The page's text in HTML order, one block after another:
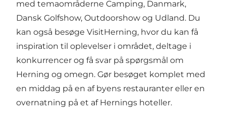
med temaområderne Camping, Danmark,
Dansk Golfshow, Outdoorshow og Udland. Du
kan også besøge VisitHerning, hvor du kan få
inspiration til oplevelser i området, deltage i
konkurrencer og få svar på spørgsmål om
Herning og omegn. Gør besøget komplet med
en middag på en af byens restauranter eller en
overnatning på et af Hernings hoteller.